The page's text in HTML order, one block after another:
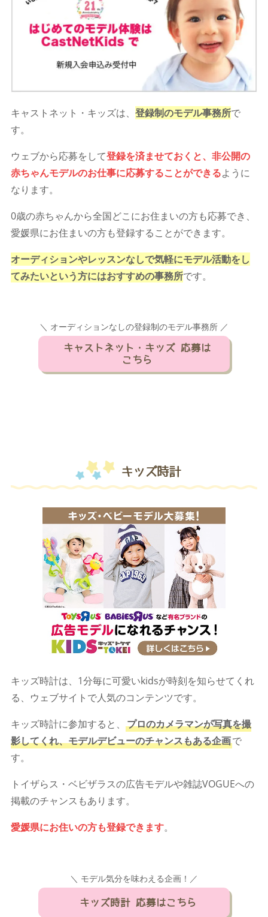
キャストネット・キッズは、 登録制のモデル事務所で
す。
ウェブから応募をして登録を済ませておくと、非公開の
赤ちゃんモデルのお仕事に応募することができるように
なります。
0歳の赤ちゃんから全国どこにお住まいの方も応募でき、
愛媛県にお住まいの方も登録することができます。
オーディションやレッスンなしで気軽にモデル活動をし
てみたいという方にはおすすめの事務所です。
＼ オーディションなしの登録制のモデル事務所 ／
キャストネット・キッズ 応募は
こちら
キッズ時計
キッズ時計は、1分毎に可愛いkidsが時刻を知らせてくれ
る、ウェブサイトで人気のコンテンツです。
キッズ時計に参加すると、 プロのカメラマンが写真を撮
影してくれ、モデルデビューのチャンスもある企画で
す。
トイザらス・ベビザラスの広告モデルや雑誌VOGUEへの
掲載のチャンスもあります。
愛媛県にお住いの方も登録できます。
＼ モデル気分を味わえる企画！／
キッズ時計 応募はこちら